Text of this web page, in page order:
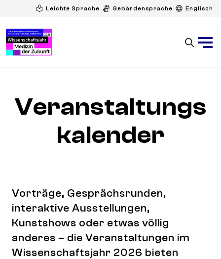
Leichte Sprache Gebärdensprache Englisch
Veranstaltungs
kalender
Vorträge, Gesprächsrunden,
interaktive Ausstellungen,
Kunstshows oder etwas völlig
anderes – die Veranstaltungen im
Wissenschaftsjahr 2026 bieten